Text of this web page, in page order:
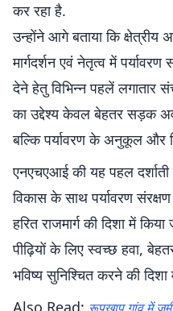
कर रहा है.
उन्होंने आगे बताया कि
मार्गदर्शन एवं नेतृत्व में पर्यावरण
देने हेतु विभिन्न पहलें लगातार
का उद्देश्य केवल बेहतर सड़क
बल्कि पर्यावरण के अनुकूल और
एनएचएआई की यह पहल
विकास के साथ पर्यावरण
हरित राजमार्ग की दिशा में
पीढ़ियों के लिए स्वच्छ हवा,
भविष्य सुनिश्चित करने की
Also Read: